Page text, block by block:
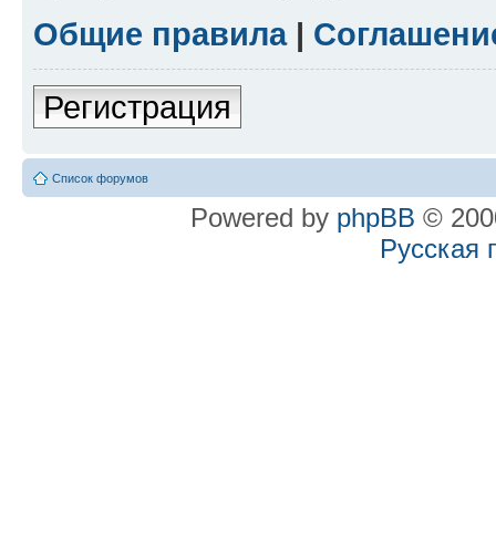
Общие правила|
Регистрация
Список форумов
Powered by phpBB ©
Русская